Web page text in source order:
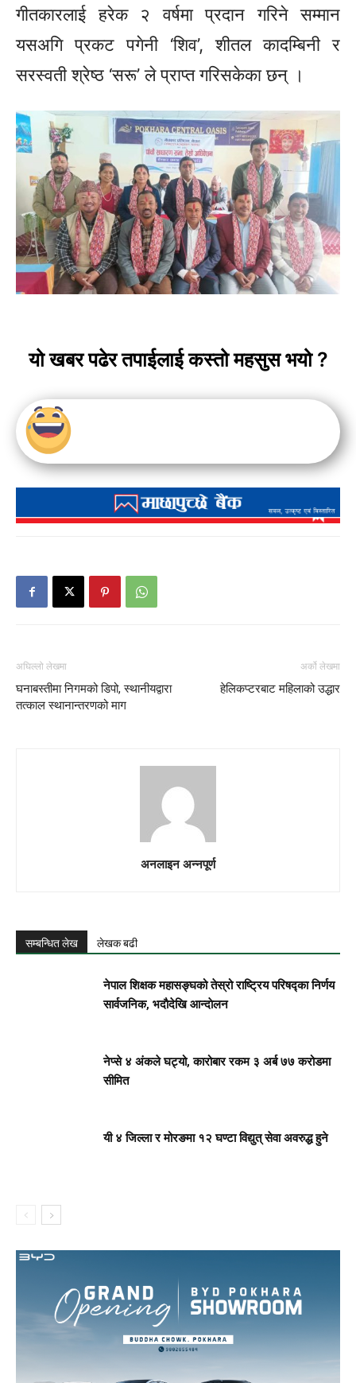
गीतकारलाई हरेक २ वर्षमा प्रदान गरिने सम्मान
यसअगि प्रकट पगेनी ‘शिव’, शीतल कादम्बिनी र
सरस्वती श्रेष्ठ ‘सरू’ ले प्राप्त गरिसकेका छन् ।
यो खबर पढेर तपाईलाई कस्तो महसुस भयो ?
अघिल्लो लेखमा
घनाबस्तीमा निगमको डिपो, स्थानीयद्वारा
तत्काल स्थानान्तरणको माग
अर्को लेखमा
हेलिकप्टरबाट महिलाको उद्धार
अनलाइन अन्नपूर्ण
सम्बन्धित लेख लेखक बढी
नेपाल शिक्षक महासङ्घको तेस्रो राष्ट्रिय परिषद्का निर्णय
सार्वजनिक, भदाैदेखि आन्दाेलन
नेप्से ४ अंकले घट्यो, कारोबार रकम ३ अर्ब ७७ करोडमा
सीमित
यी ४ जिल्ला र मोरङमा १२ घण्टा विद्युत् सेवा अवरुद्ध हुने